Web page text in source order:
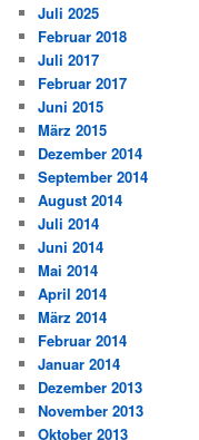
Juli 2025
Februar 2018
Juli 2017
Februar 2017
Juni 2015
März 2015
Dezember 2014
September 2014
August 2014
Juli 2014
Juni 2014
Mai 2014
April 2014
März 2014
Februar 2014
Januar 2014
Dezember 2013
November 2013
Oktober 2013